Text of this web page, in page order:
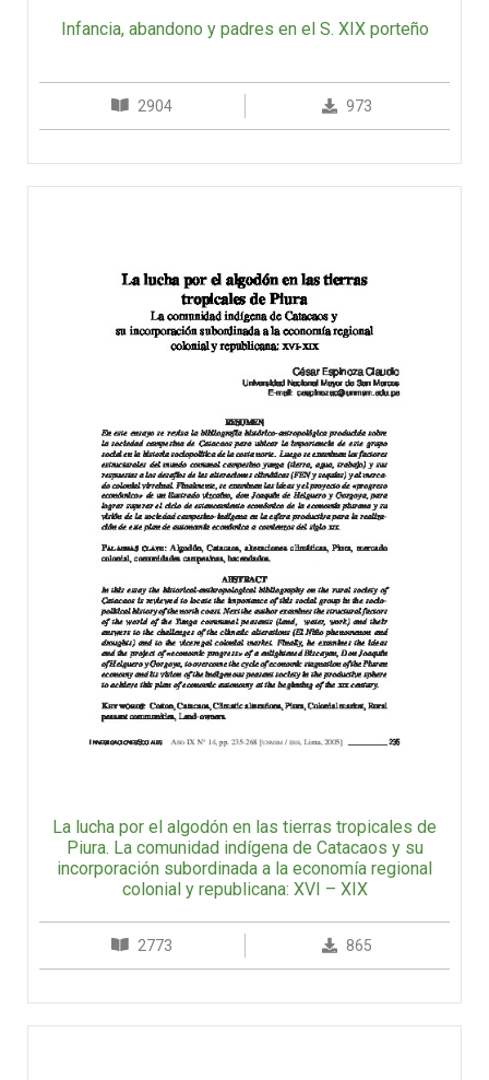
Infancia, abandono y padres en el S. XIX porteño
2904 973
La lucha por el algodón en las tierras tropicales de
Piura. La comunidad indígena de Catacaos y su
incorporación subordinada a la economía regional
colonial y republicana: XVI – XIX
2773 865